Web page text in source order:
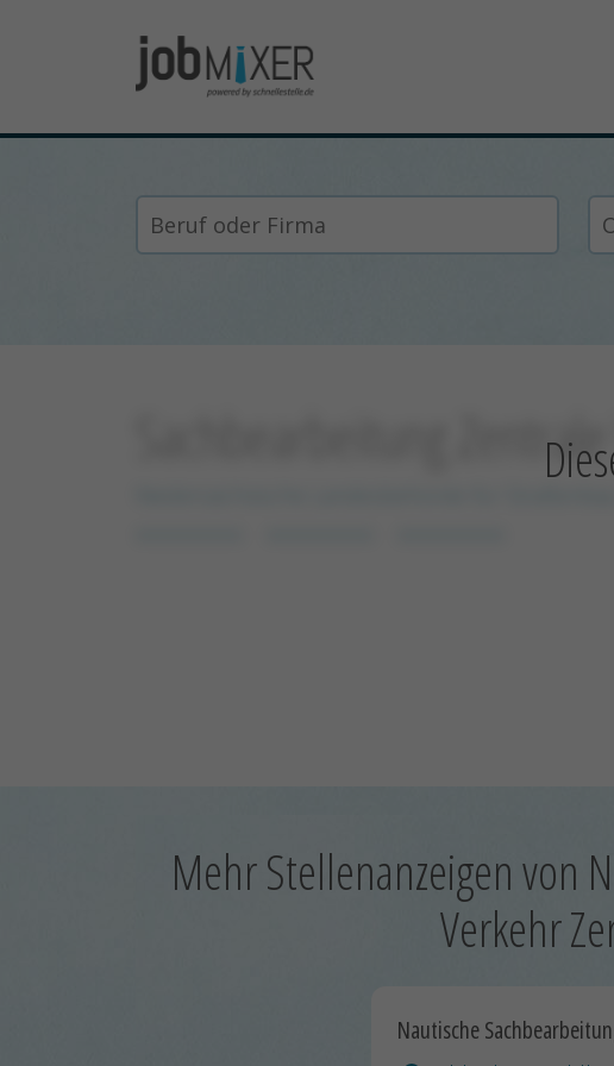
Sachbearbeitung
Niedersächsische Landesbehörde für
Mehr Stellenanzeigen von
Verkehr
Nautische